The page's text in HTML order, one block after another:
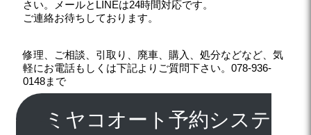
さい。メールとLINEは24時間対応です。
ご連絡お待ちしております。
修理、ご相談、引取り、廃車、購入、処分などなど、気
軽にお電話もしくは下記よりご質問下さい。078-936-
0148まで
ミヤコオート予約システ